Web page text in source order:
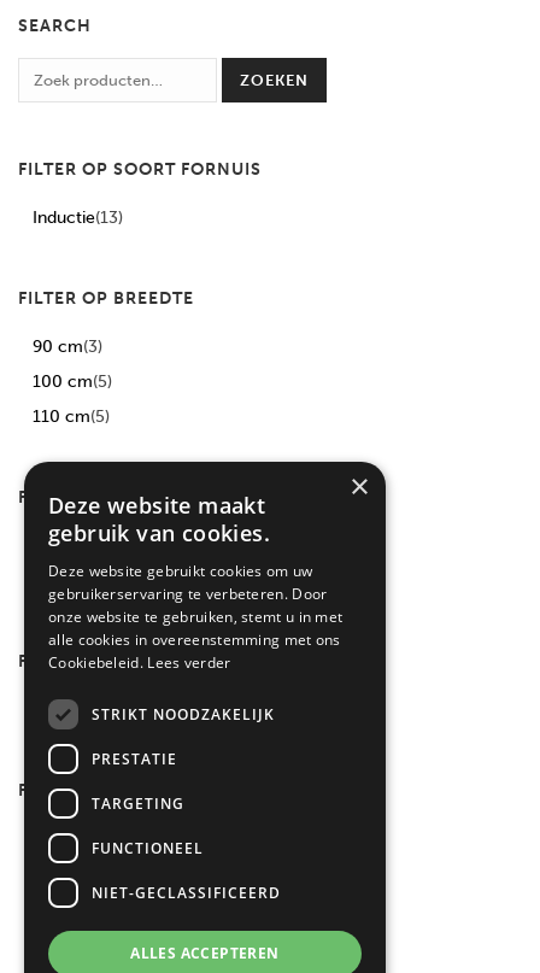
SEARCH
ZOEKEN
FILTER OP SOORT FORNUIS
Inductie(13)
FILTER OP BREEDTE
90 cm(3)
100 cm(5)
110 cm(5)
FILTER OP TYPE
Cookcentre(4)
Farmhouse(9)
FILTER OP AANTAL COMPARTIMENTEN
(13)
FILTER OP KLEUR
Crème
(3)
RVS(2)
Zwart(5)
Antraciet
×
Deze website maakt
gebruik van cookies.
Deze website gebruikt cookies om uw
gebruikerservaring te verbeteren. Door
onze website te gebruiken, stemt u in met
alle cookies in overeenstemming met ons
Cookiebeleid. Lees verder
STRIKT NOODZAKELIJK
PRESTATIE
TARGETING
FUNCTIONEEL
NIET-GECLASSIFICEERD
ALLES ACCEPTEREN